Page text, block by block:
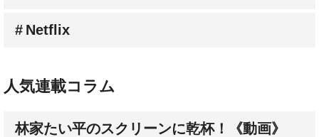
Netflix
人気連載コラム
林家たい平のスクリーンに乾杯！《動画》